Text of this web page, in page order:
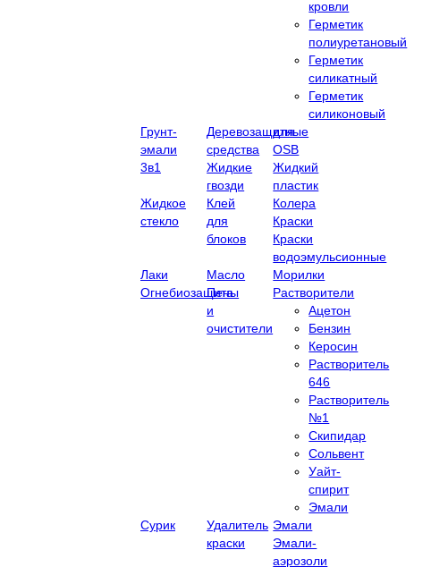
кровли
Герметик
полиуретановый
Герметик
силикатный
Герметик
силиконовый
Грунт-
эмали
3в1
Деревозащитные
средства
для
OSB
Жидкие
гвозди
Жидкий
пластик
Жидкое
стекло
Клей
для
блоков
Колера
Краски
Краски
водоэмульсионные
Лаки
Масло
Морилки
Огнебиозащита
Пены
и
очистители
Растворители
Ацетон
Бензин
Керосин
Растворитель
646
Растворитель
№1
Скипидар
Сольвент
Уайт-
спирит
Эмали
Сурик
Удалитель
краски
Эмали
Эмали-
аэрозоли